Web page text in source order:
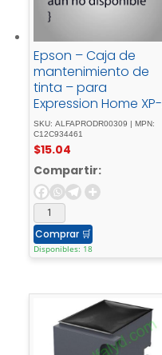
Epson – Caja de
mantenimiento de
tinta – para
Expression Home XP-
3155, 4155; WorkForce
WF-2810, 2840, 2845,
2850, 2870, 2950
SKU: ALFAPRODR00309 | MPN:
C12C934461
$15.04
Compartir:
Comprar 🛒
Disponibles: 18